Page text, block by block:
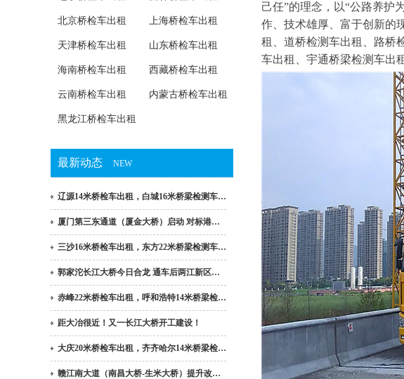
北京桥检车出租 上海桥检车出租
天津桥检车出租 山东桥检车出租
海南桥检车出租 西藏桥检车出租
云南桥检车出租 内蒙古桥检车出租
黑龙江桥检车出租
最新动态 NEW
辽源14米桥检车出租，白城16米桥梁检测车…
厦门第三东通道（厦金大桥）启动 对标港…
三沙16米桥检车出租，东方22米桥梁检测车…
郭家沱长江大桥今日合龙 通车后两江新区…
赤峰22米桥检车出租，呼和浩特14米桥梁检…
距大冶很近！又一长江大桥开工建设！
大庆20米桥检车出租，齐齐哈尔14米桥梁检…
赣江南大道（南昌大桥-生米大桥）提升改…
己任”的理念，以“公路养护
作、技术雄厚、富于创新的
租、道桥检测车出租、路桥
车出租、宇通桥梁检测车出